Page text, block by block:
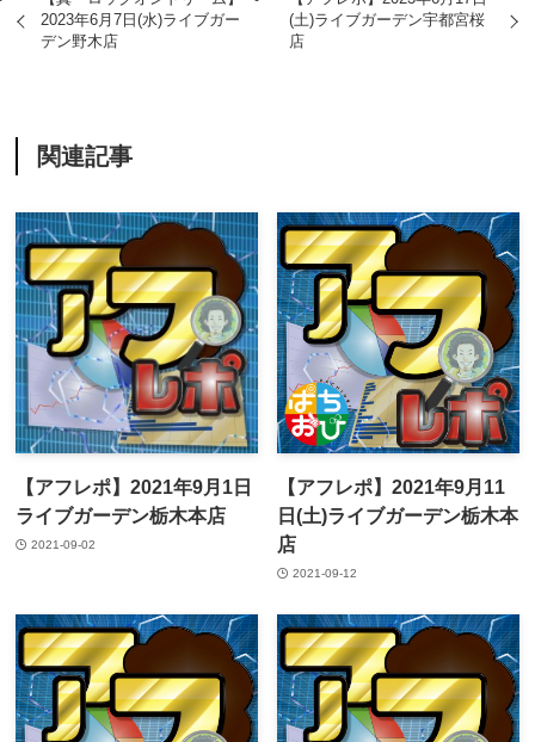
2023年6月7日(水)ライブガー
デン野木店
(土)ライブガーデン宇都宮桜
店
関連記事
【アフレポ】2021年9月1日
ライブガーデン栃木本店
2021-09-02
【アフレポ】2021年9月11
日(土)ライブガーデン栃木本
店
2021-09-12